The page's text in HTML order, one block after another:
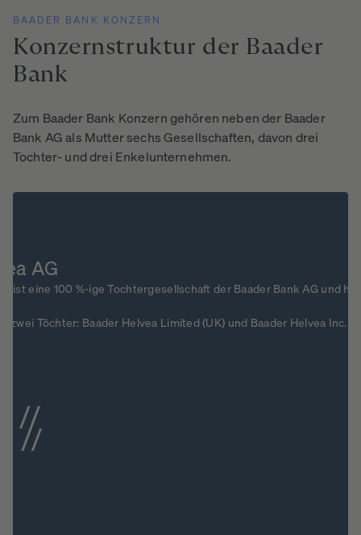
BAADER BANK KONZERN
Konzernstruktur der Baader
Bank
Zum Baader Bank Konzern gehören neben der Baader
Bank AG als Mutter sechs Gesellschaften, davon drei
Tochter- und drei Enkelunternehmen.
AG
ist eine 100 %-ige Tochtergesellschaft der Baader Bank AG und
zwei Töchter: Baader Helvea Limited (UK) und Baader Helvea Inc.